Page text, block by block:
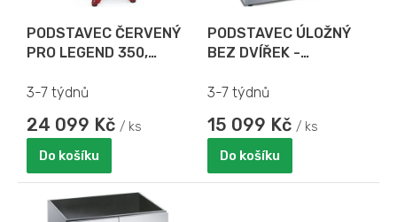
PODSTAVEC ČERVENÝ
PRO LEGEND 350,
LX 350
3-7 týdnů
24 099 Kč / ks
Do košíku
PODSTAVEC ÚLOŽNÝ
BEZ DVÍŘEK -
3-7 týdnů
15 099 Kč / ks
Do košíku